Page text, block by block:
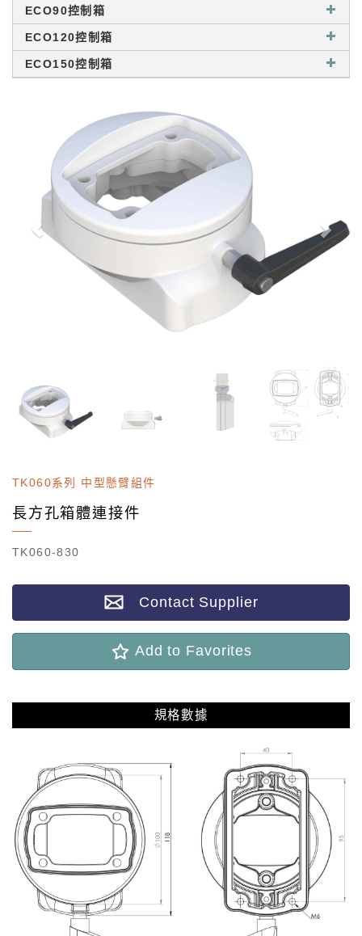
ECO90控制箱
ECO120控制箱
ECO150控制箱
TK060系列 中型懸臂組件
長方孔箱體連接件
TK060-830
Contact Supplier
Add to Favorites
規格數據